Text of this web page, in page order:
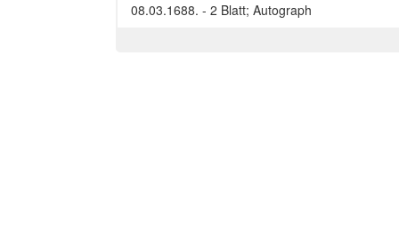
08.03.1688. - 2 Blatt; Autograph